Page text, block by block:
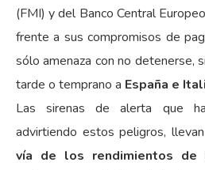
(FMI) y del Banco Central
frente a sus compromisos de
sólo amenaza con no detenerse,
tarde o temprano a España e
Las sirenas de alerta que
advirtiendo estos peligros,
vía de los rendimientos de